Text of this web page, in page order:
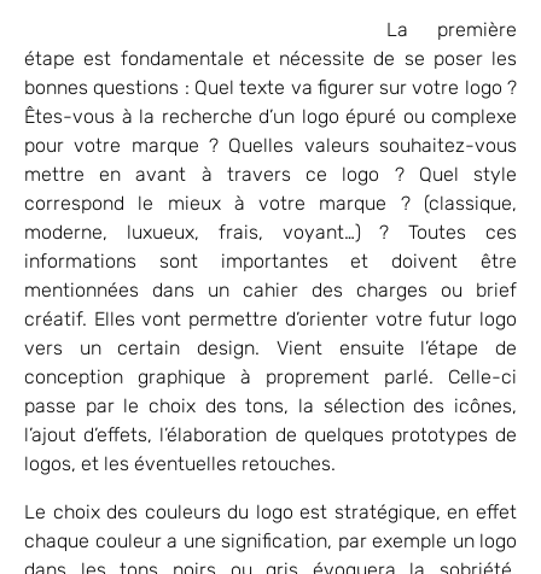
La première
étape est fondamentale et nécessite de se poser les
bonnes questions : Quel texte va figurer sur votre logo ?
Êtes-vous à la recherche d’un logo épuré ou complexe
pour votre marque ? Quelles valeurs souhaitez-vous
mettre en avant à travers ce logo ? Quel style
correspond le mieux à votre marque ? (classique,
moderne, luxueux, frais, voyant…) ? Toutes ces
informations sont importantes et doivent être
mentionnées dans un cahier des charges ou brief
créatif. Elles vont permettre d’orienter votre futur logo
vers un certain design. Vient ensuite l’étape de
conception graphique à proprement parlé. Celle-ci
passe par le choix des tons, la sélection des icônes,
l’ajout d’effets, l’élaboration de quelques prototypes de
logos, et les éventuelles retouches.
Le choix des couleurs du logo est stratégique, en effet
chaque couleur a une signification, par exemple un logo